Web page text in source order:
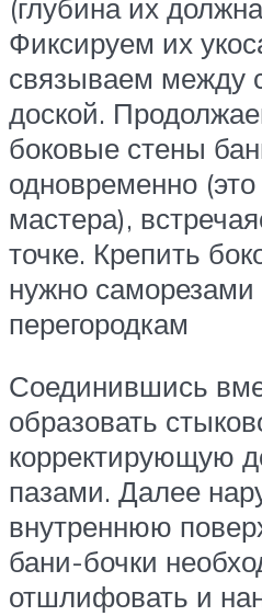
(глубина их
Фиксируем их
связываем между
доской.
боковые стены
одновременно
мастера),
точке. Крепить
нужно
перегородкам
Соединившись
образовать
корректирующую
пазами. Далее
внутреннюю
бани-бочки
отшлифовать и